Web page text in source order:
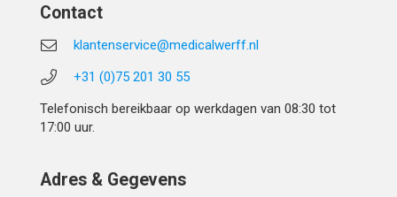
Contact
klantenservice@medicalwerff.nl
+31 (0)75 201 30 55
Telefonisch bereikbaar op werkdagen van 08:30 tot
17:00 uur.
Adres & Gegevens